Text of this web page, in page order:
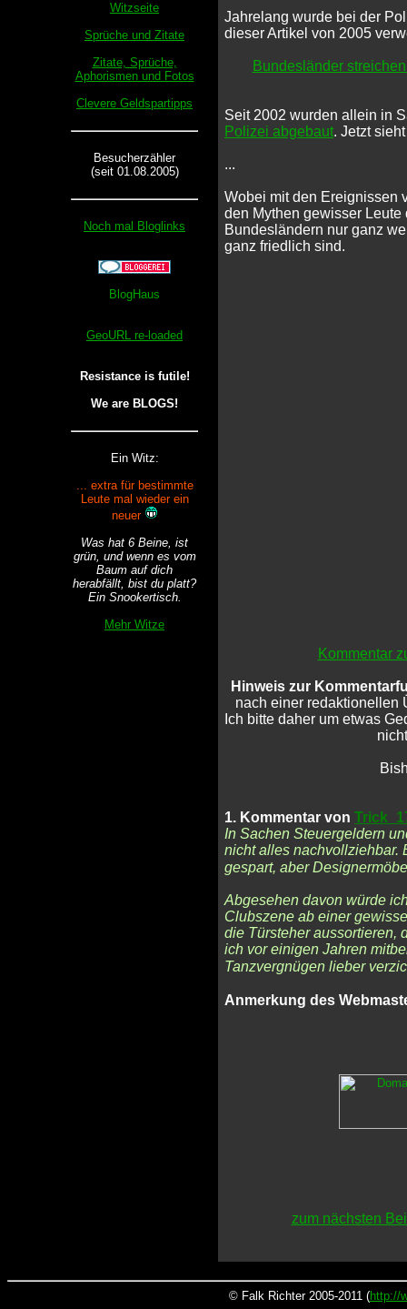
Witzseite
Sprüche und Zitate
Zitate, Sprüche,
Aphorismen und Fotos
Clevere Geldspartipps
Besucherzähler
(seit 01.08.2005)
Noch mal Bloglinks
GeoURL re-loaded
Resistance is futile!
We are BLOGS!
Ein Witz:
... extra für bestimmte
Leute mal wieder ein
neuer
Was hat 6 Beine, ist
grün, und wenn es vom
Baum auf dich
herabfällt, bist du platt?
Ein Snookertisch.
Mehr Witze
Jahrelang wurde bei der
dieser Artikel von 2005
Bundesländer
Seit 2002 wurden allein in
Polizei abgebaut. Jetzt
...
Wobei mit den Ereignissen
den Mythen gewisser
Bundesländern nur ganz
ganz friedlich sind.
Kommentar
Hinweis zur
nach einer redaktionellen
Ich bitte daher um etwas
1. Kommentar von
In Sachen Steuergeldern
nicht alles nachvollziehbar.
gespart, aber
Abgesehen davon würde
Clubszene ab einer
die Türsteher aussortieren,
ich vor einigen Jahren
Tanzvergnügen lieber
Anmerkung des
zum nächsten
© Falk Richter 2005-2011 (http://